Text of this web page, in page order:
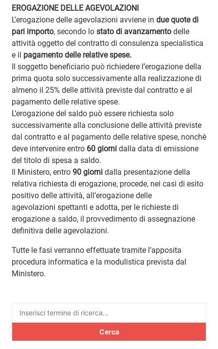
EROGAZIONE DELLE AGEVOLAZIONI
L’erogazione delle agevolazioni avviene in due quote di
pari importo, secondo lo stato di avanzamento delle
attività oggetto del contratto di consulenza specialistica
e il pagamento delle relative spese.
Il soggetto beneficiario può richiedere l’erogazione della
prima quota solo successivamente alla realizzazione di
almeno il 25% delle attività previste dal contratto e al
pagamento delle relative spese.
L’erogazione del saldo può essere richiesta solo
successivamente alla conclusione delle attività previste
dal contratto e al pagamento delle relative spese, nonchè
deve intervenire entro 60 giorni dalla data di emissione
del titolo di spesa a saldo.
Il Ministero, entro 90 giorni dalla presentazione della
relativa richiesta di erogazione, procede, nei casi di esito
positivo delle attività, all’erogazione delle
agevolazioni spettanti e adotta, per le richieste di
erogazione a saldo, il provvedimento di assegnazione
definitiva delle agevolazioni.
Tutte le fasi verranno effettuate tramite l’apposita
procedura informatica e la modulistica prevista dal
Ministero.
Ricerca